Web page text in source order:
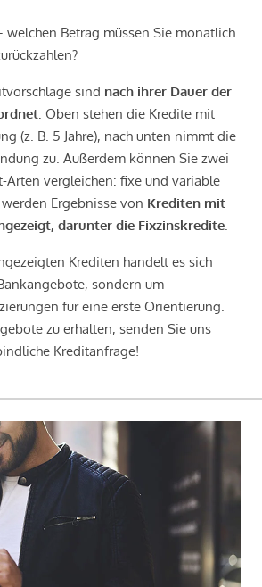
welchen Betrag müssen Sie monatlich
sind nach ihrer Dauer der
: Oben stehen die Kredite mit
(z. B. 5 Jahre), nach unten nimmt die
zu. Außerdem können Sie zwei
Arten vergleichen: fixe und variable
Ergebnisse von Krediten mit
darunter die Fixzinskredite
Krediten handelt es sich
sondern um
für eine erste Orientierung.
zu erhalten, senden Sie uns
Kreditanfrage!